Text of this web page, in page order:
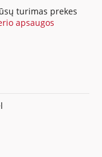
turimas prekes
apsaugos